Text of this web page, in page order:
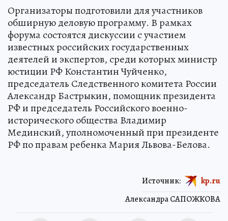
Организаторы подготовили для участников
обширную деловую программу. В рамках
форума состоятся дискуссии с участием
известных российских государственных
деятелей и экспертов, среди которых министр
юстиции РФ Константин Чуйченко,
председатель Следственного комитета России
Александр Бастрыкин, помощник президента
РФ и председатель Российского военно-
исторического общества Владимир
Мединский, уполномоченный при президенте
РФ по правам ребенка Мария Львова-Белова.
Александра САПОЖКОВА
Источник: kp.ru